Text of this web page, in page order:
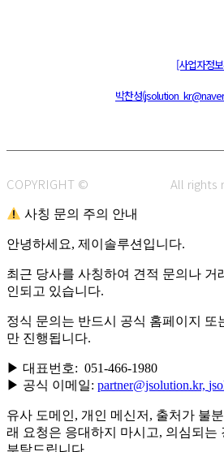
[사업자정
박찬성
COPYRIGHT © All rights
사칭 문의 주의 안내
안녕하세요, 제이솔루션입니다.
최근 당사를 사칭하여 견적 문의나 거
인되고 있습니다.
정식 문의는 반드시 공식 홈페이지 또
만 진행됩니다.
▶ 대표번호: 051-466-1980
▶ 공식 이메일: partner@jsolution.kr,
유사 도메인, 개인 메신저, 출처가 불
래 요청은 응대하지 마시고, 의심되는
부탁드립니다.